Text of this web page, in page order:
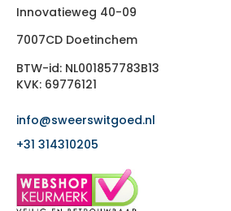
Innovatieweg 40-09
7007CD Doetinchem
BTW-id: NL001857783B13
KVK: 69776121
info@sweerswitgoed.nl
+31 314310205